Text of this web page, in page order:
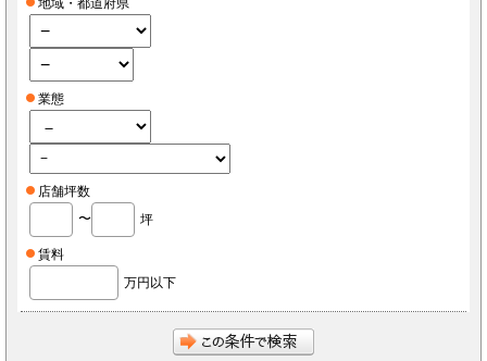
の他店舗・事務所等の出退店に関する情報提供の目的で使用し、それ以外の目的で使用しま
イズ本部・家主等の利害関係者を除き、第三者に対して提供しないものとします。ただし、
裁判所・警察等の要請がある場合を除きます。
会員が個人情報の提供を拒んだ場合、本サービスを利用できないことがあります。
会員は、本サービスを通じて個人情報を取得した場合、自己の責任で個人情報保護に関する
法律を遵守するものとします。
第5条（秘密保持）
について秘密保持義務を負わないものとします。
前項にかかわらず、会員が秘密である旨を付して当社もしくは導入店へ開示し、当社もしく
は導入店がそれに同意した情報について、当社もしくは導入店は本サービスの運営に最低限
必要な会社、当社もしくは導入店の役員、従業員、関連会社、本サービスの再委託先、監査
会員は、当社もしくは導入店から秘密である旨を付して会員へ開示した情報を、会員の役
員、従業員、監査法人、税理士、弁護士を除く第三者へ開示漏洩しないことに同意します。
地域・都道府県
業態
店舗坪数
〜
坪
賃料
万円以下